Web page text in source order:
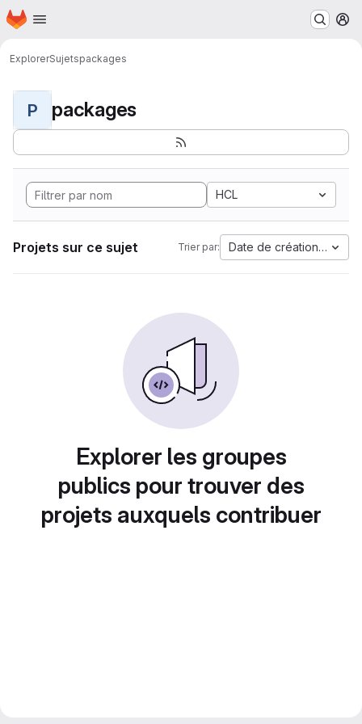
Passer au contenu principal
Page d'accueil
ExplorerSujetspackages
P packages
HCL
Projets sur ce sujet Trier par: Date de création la plus
Explorer les groupes
publics pour trouver des
projets auxquels contribuer